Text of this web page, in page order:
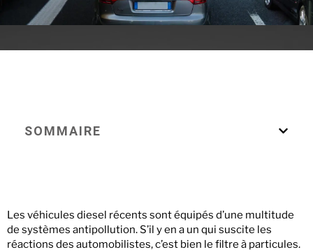
SOMMAIRE
Les véhicules diesel récents sont équipés d’une multitude
de systèmes antipollution. S’il y en a un qui suscite les
réactions des automobilistes, c’est bien le filtre à particules.